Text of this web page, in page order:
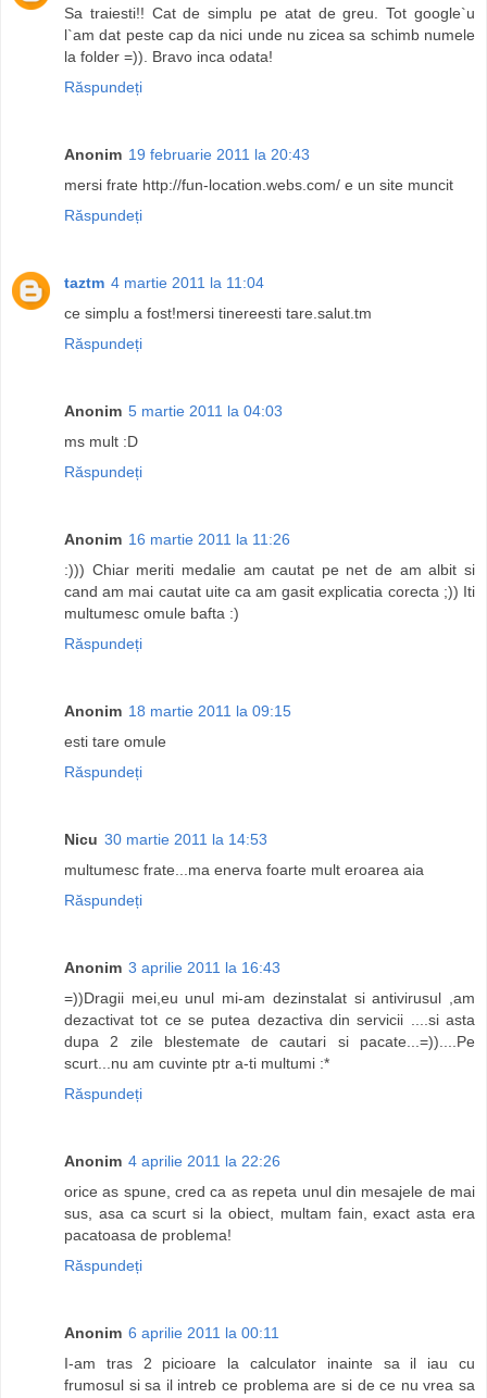
Sa traiesti!! Cat de simplu pe atat de greu. Tot google`u
l`am dat peste cap da nici unde nu zicea sa schimb numele
la folder =)). Bravo inca odata!
Răspundeți
Anonim 19 februarie 2011 la 20:43
mersi frate http://fun-location.webs.com/ e un site muncit
Răspundeți
taztm 4 martie 2011 la 11:04
ce simplu a fost!mersi tinereesti tare.salut.tm
Răspundeți
Anonim 5 martie 2011 la 04:03
ms mult :D
Răspundeți
Anonim 16 martie 2011 la 11:26
:))) Chiar meriti medalie am cautat pe net de am albit si
cand am mai cautat uite ca am gasit explicatia corecta ;)) Iti
multumesc omule bafta :)
Răspundeți
Anonim 18 martie 2011 la 09:15
esti tare omule
Răspundeți
Nicu 30 martie 2011 la 14:53
multumesc frate...ma enerva foarte mult eroarea aia
Răspundeți
Anonim 3 aprilie 2011 la 16:43
=))Dragii mei,eu unul mi-am dezinstalat si antivirusul ,am
dezactivat tot ce se putea dezactiva din servicii ....si asta
dupa 2 zile blestemate de cautari si pacate...=))....Pe
scurt...nu am cuvinte ptr a-ti multumi :*
Răspundeți
Anonim 4 aprilie 2011 la 22:26
orice as spune, cred ca as repeta unul din mesajele de mai
sus, asa ca scurt si la obiect, multam fain, exact asta era
pacatoasa de problema!
Răspundeți
Anonim 6 aprilie 2011 la 00:11
I-am tras 2 picioare la calculator inainte sa il iau cu
frumosul si sa il intreb ce problema are si de ce nu vrea sa